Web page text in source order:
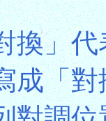
換」
成「